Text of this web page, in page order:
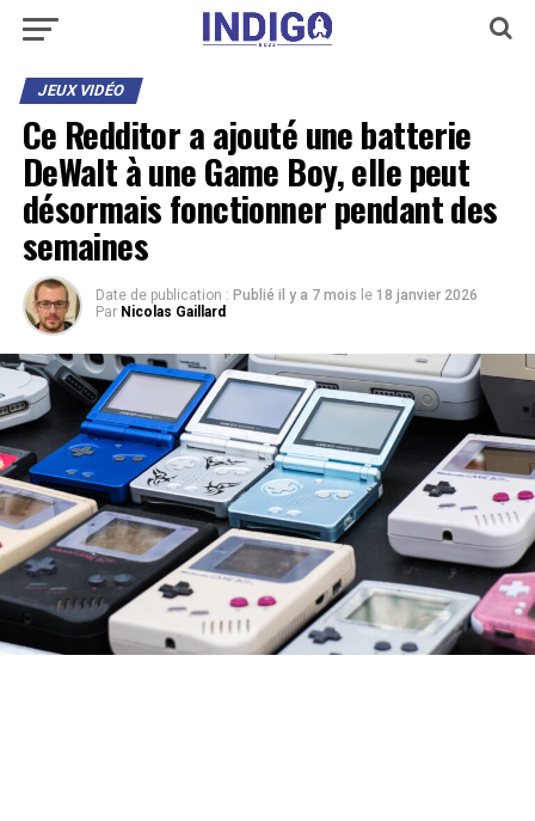
JEUX VIDÉO
Ce Redditor a ajouté une batterie
DeWalt à une Game Boy, elle peut
désormais fonctionner pendant des
semaines
Date de publication : Publié il y a 7 mois le 18 janvier 2026
Par Nicolas Gaillard